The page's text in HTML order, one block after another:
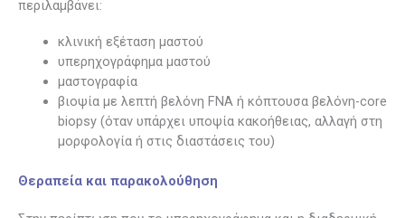
περιλαμβάνει:
κλινική εξέταση μαστού
υπερηχογράφημα μαστού
μαστογραφία
βιοψία με λεπτή βελόνη FNA ή κόπτουσα βελόνη-core
biopsy (όταν υπάρχει υποψία κακοήθειας, αλλαγή στη
μορφολογία ή στις διαστάσεις του)
Θεραπεία και παρακολούθηση